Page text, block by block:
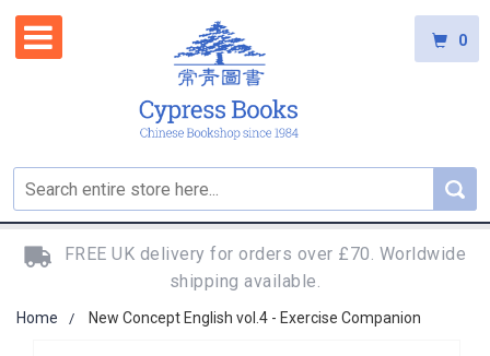
0
FREE UK delivery for orders over £70. Worldwide
shipping available.
Home New Concept English vol.4 - Exercise Companion